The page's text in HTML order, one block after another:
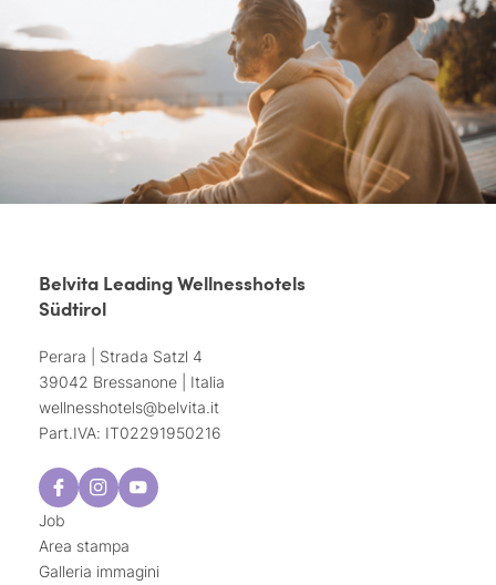
Belvita Leading Wellnesshotels
Südtirol
Perara | Strada Satzl 4
39042 Bressanone | Italia
wellnesshotels@belvita.it
Part.IVA: IT02291950216
Job
Area stampa
Galleria immagini